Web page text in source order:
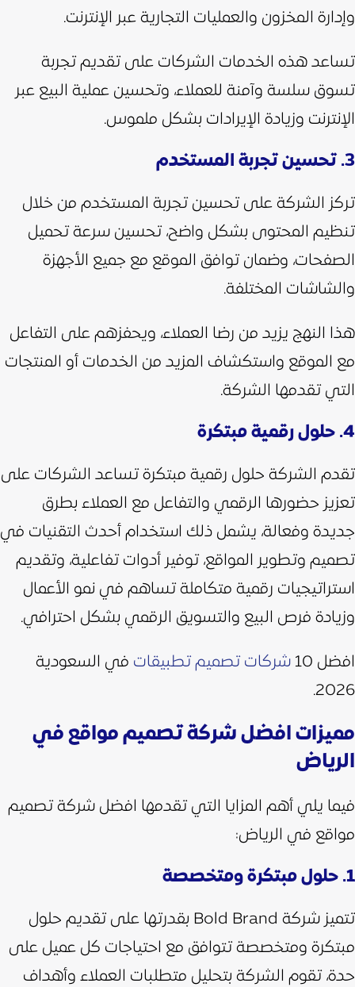
وإدارة المخزون والعمليات التجارية عبر الإنترنت.
تساعد هذه الخدمات الشركات على تقديم تجربة
تسوق سلسة وآمنة للعملاء، وتحسين عملية البيع عبر
الإنترنت وزيادة الإيرادات بشكل ملموس.
3. تحسين تجربة المستخدم
تركز الشركة على تحسين تجربة المستخدم من خلال
تنظيم المحتوى بشكل واضح، تحسين سرعة تحميل
الصفحات، وضمان توافق الموقع مع جميع الأجهزة
والشاشات المختلفة.
هذا النهج يزيد من رضا العملاء، ويحفزهم على التفاعل
مع الموقع واستكشاف المزيد من الخدمات أو المنتجات
التي تقدمها الشركة.
4. حلول رقمية مبتكرة
تقدم الشركة حلول رقمية مبتكرة تساعد الشركات على
تعزيز حضورها الرقمي والتفاعل مع العملاء بطرق
جديدة وفعالة، يشمل ذلك استخدام أحدث التقنيات في
تصميم وتطوير المواقع، توفير أدوات تفاعلية، وتقديم
استراتيجيات رقمية متكاملة تساهم في نمو الأعمال
وزيادة فرص البيع والتسويق الرقمي بشكل احترافي.
افضل 10 شركات تصميم تطبيقات في السعودية
2026.
مميزات افضل شركة تصميم مواقع في
الرياض
فيما يلي أهم المزايا التي تقدمها افضل شركة تصميم
مواقع في الرياض:
1. حلول مبتكرة ومتخصصة
تتميز شركة Bold Brand بقدرتها على تقديم حلول
مبتكرة ومتخصصة تتوافق مع احتياجات كل عميل على
حدة، تقوم الشركة بتحليل متطلبات العملاء وأهداف